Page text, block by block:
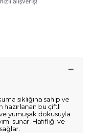
sıklığına sahip ve
hazırlanan bu çiftli
ve yumuşak dokusuyla
sunar. Hafifliği ve